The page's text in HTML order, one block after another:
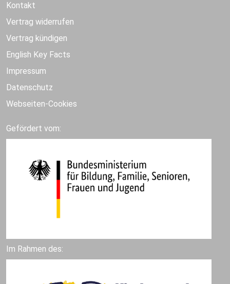
Kontakt
Vertrag widerrufen
Vertrag kündigen
English Key Facts
Impressum
Datenschutz
Webseiten-Cookies
Gefördert vom:
Im Rahmen des: